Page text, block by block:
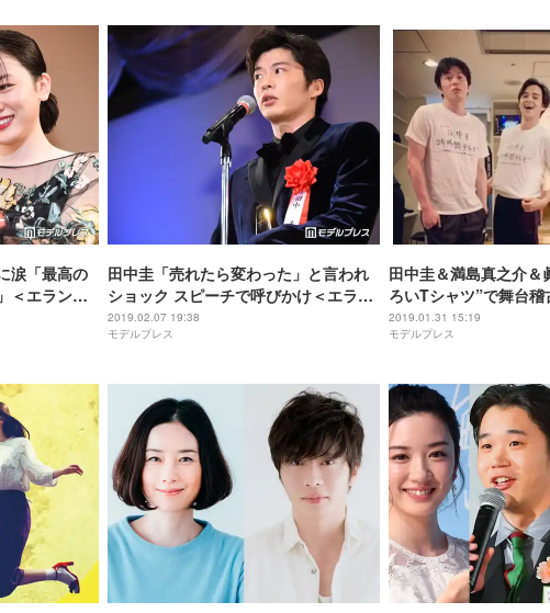
涙「最高の
＜エランド
田中圭「売れたら変わった」と言われ
ショック スピーチで呼びかけ＜エラン
ドール賞＞
2019.02.07 19:38
モデルプレス
田中圭＆満島真之介＆
ろいTシャツ”で舞台
る」と話題
2019.01.31 15:19
モデルプレス